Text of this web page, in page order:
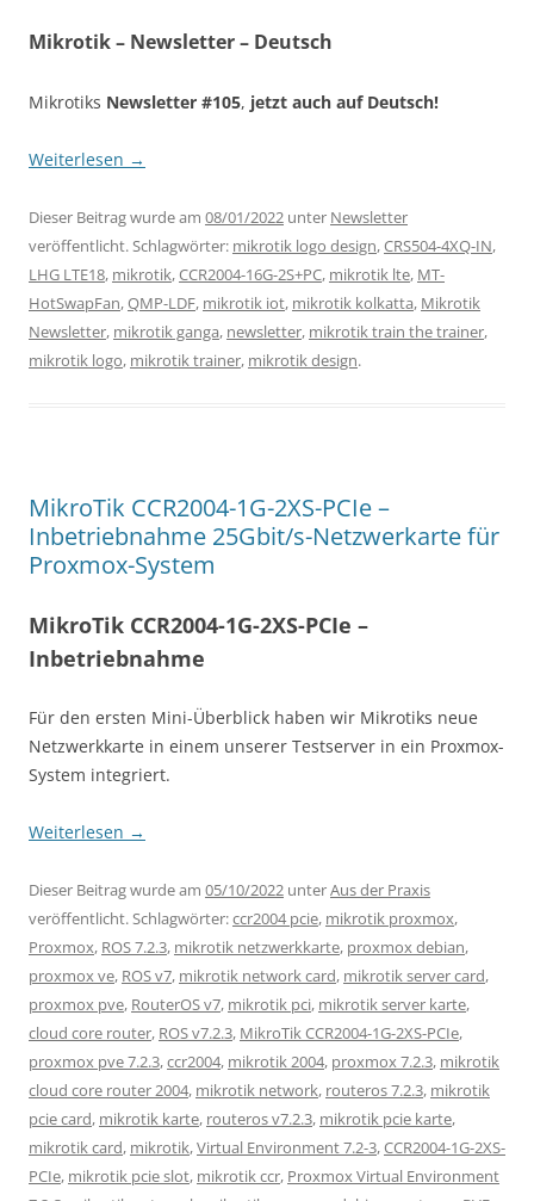
Mikrotik – Newsletter – Deutsch
Mikrotiks Newsletter #105, jetzt auch auf Deutsch!
Weiterlesen →
Dieser Beitrag wurde am 08/01/2022 unter Newsletter
veröffentlicht. Schlagwörter: mikrotik logo design,CRS504-4XQ-IN,
LHG LTE18, mikrotik,CCR2004-16G-2S+PC, mikrotik lte, MT-
HotSwapFan,QMP-LDF, mikrotik iot, mikrotik kolkatta, Mikrotik
Newsletter, mikrotik ganga, newsletter, mikrotik train the trainer,
mikrotik logo, mikrotik trainer, mikrotik design.
MikroTik CCR2004-1G-2XS-PCIe –
Inbetriebnahme 25Gbit/s-Netzwerkarte für
Proxmox-System
MikroTik CCR2004-1G-2XS-PCIe –
Inbetriebnahme
Für den ersten Mini-Überblick haben wir Mikrotiks neue
Netzwerkkarte in einem unserer Testserver in ein Proxmox-
System integriert.
Weiterlesen →
Dieser Beitrag wurde am 05/10/2022 unterAus der Praxis
veröffentlicht. Schlagwörter:ccr2004 pcie, mikrotik proxmox,
Proxmox, ROS 7.2.3, mikrotik netzwerkkarte, proxmox debian,
proxmox ve, ROS v7, mikrotik network card, mikrotik server card,
proxmox pve, RouterOS v7, mikrotik pci, mikrotik server karte,
cloud core router, ROS v7.2.3, MikroTik CCR2004-1G-2XS-PCIe,
proxmox pve 7.2.3,ccr2004, mikrotik 2004, proxmox 7.2.3, mikrotik
cloud core router 2004, mikrotik network, routeros 7.2.3, mikrotik
pcie card, mikrotik karte, routeros v7.2.3, mikrotik pcie karte,
mikrotik card, mikrotik,Virtual Environment 7.2-3,CCR2004-1G-2XS-
PCIe, mikrotik pcie slot, mikrotik ccr, Proxmox Virtual Environment